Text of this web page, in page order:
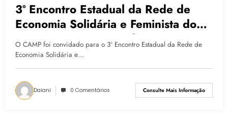
3º Encontro Estadual da Rede de
Economia Solidária e Feminista do
RS inicia nesta segunda, 30/03
O CAMP foi convidado para o 3º Encontro Estadual da Rede de
Economia Solidária e…
Daiani 0 Comentários Consulte Mais Informação